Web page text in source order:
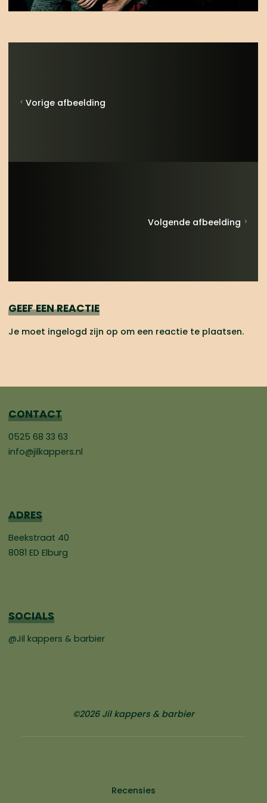
Vorige afbeelding
Volgende afbeelding
GEEF EEN REACTIE
Je moet ingelogd zijn op om een reactie te plaatsen.
CONTACT
0525 68 33 63
info@jilkappers.nl
ADRES
Beekstraat 40
8081 ED Elburg
SOCIALS
@Jil kappers & barbier
©2026 Jil kappers & barbier
Recensies